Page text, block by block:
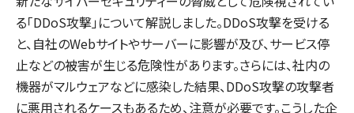
る「DDoS攻撃」について解説しました。DDoS攻撃を受ける
と、自社のWebサイトやサーバーに影響が及び、サービス停
止などの被害が生じる危険性があります。さらには、社内の
機器がマルウェアなどに感染した結果、DDoS攻撃の攻撃者
に悪用されるケースもあるため、注意が必要です。こうした企